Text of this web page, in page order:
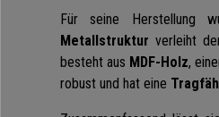
Für seine Herstellung
Metallstruktur verleiht
besteht aus MDF-Holz,
robust und hat eine